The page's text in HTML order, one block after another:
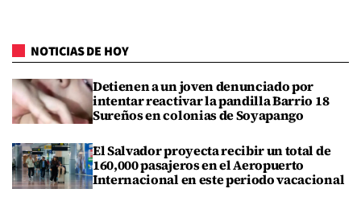
NOTICIAS DE HOY
Detienen a un joven denunciado por
intentar reactivar la pandilla Barrio 18
Sureños en colonias de Soyapango
El Salvador proyecta recibir un total de
160,000 pasajeros en el Aeropuerto
Internacional en este periodo vacacional